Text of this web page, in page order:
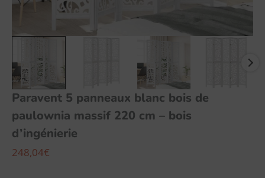
Paravent 5 panneaux blanc bois de
paulownia massif 220 cm – bois
d’ingénierie
248,04€
d’ingénierie